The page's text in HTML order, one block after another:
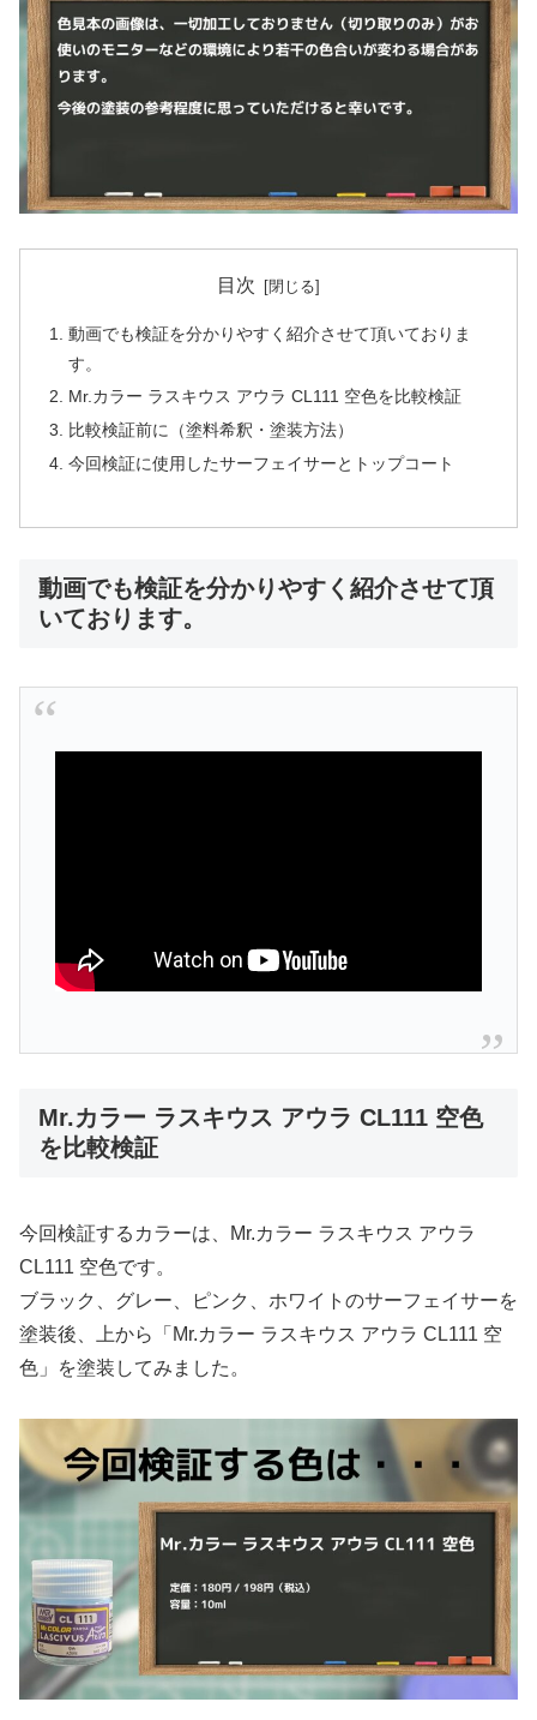
目次
動画でも検証を分かりやすく紹介させて頂いておりま
す。
Mr.カラー ラスキウス アウラ CL111 空色を比較検証
比較検証前に（塗料希釈・塗装方法）
今回検証に使用したサーフェイサーとトップコート
動画でも検証を分かりやすく紹介させて頂
いております。
Mr.カラー ラスキウス アウラ CL111 空色
を比較検証
今回検証するカラーは、Mr.カラー ラスキウス アウラ
CL111 空色です。
ブラック、グレー、ピンク、ホワイトのサーフェイサーを
塗装後、上から「Mr.カラー ラスキウス アウラ CL111 空
色」を塗装してみました。